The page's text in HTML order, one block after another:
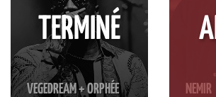
VEGEDREAM + ORPHÉE
TERMINÉ
NEMIR